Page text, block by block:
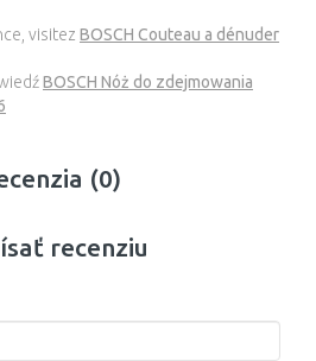
visitez BOSCH Couteau a dénuder
BOSCH Nóż do zdejmowania
(0)
recenziu